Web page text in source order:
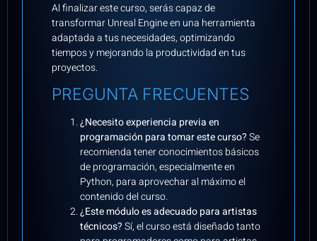
Al finalizar este curso, serás capaz de
transformar Unreal Engine en una herramienta
adaptada a tus necesidades, optimizando
tiempos y mejorando la productividad en tus
proyectos.
PREGUNTA FRECUENTES
¿Necesito experiencia previa en
programación para tomar este curso?Se
recomienda tener conocimientos básicos
de programación, especialmente en
Python, para aprovechar al máximo el
contenido del curso.
¿Este módulo es adecuado para artistas
técnicos?Sí, el curso está diseñado tanto